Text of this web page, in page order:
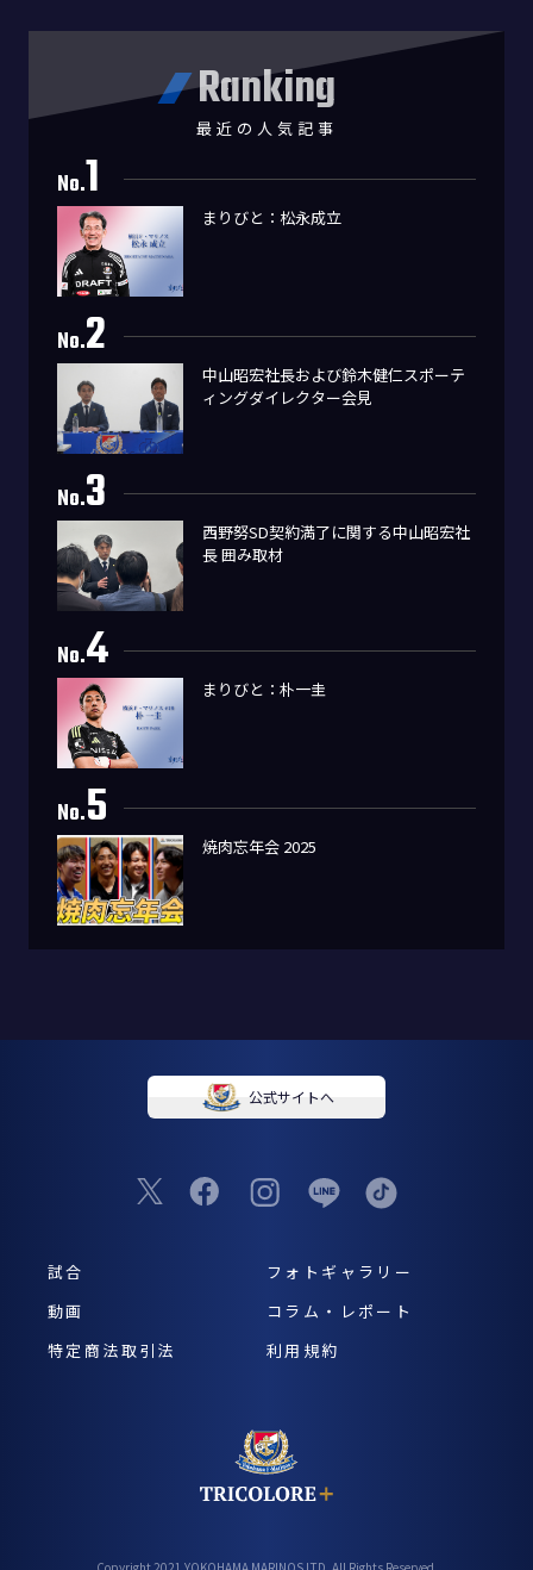
Ranking
最近の人気記事
No.1
まりびと：松永成立
No.2
中山昭宏社長および鈴木健仁スポーテ
ィングダイレクター会見
No.3
西野努SD契約満了に関する中山昭宏社
長 囲み取材
No.4
まりびと：朴一圭
No.5
焼肉忘年会 2025
公式サイトへ
試合
フォトギャラリー
動画
コラム・レポート
特定商法取引法
利用規約